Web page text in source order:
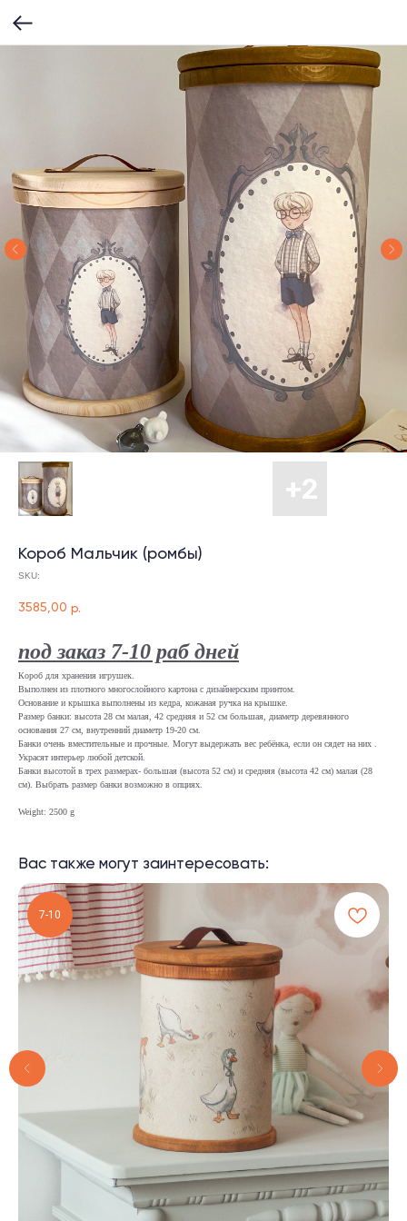
Короб Мальчик (ромбы)
SKU:
3585,00 р.
под заказ 7-10 раб дней
Короб для хранения игрушек.
Выполнен из плотного многослойного картона с дизайнерским принтом.
Основание и крышка выполнены из кедра, кожаная ручка на крышке.
Размер банки: высота 28 см малая, 42 средняя и 52 см большая, диаметр деревянного
основания 27 см, внутренний диаметр 19-20 см.
Банки очень вместительные и прочные. Могут выдержать вес ребёнка, если он сядет на них .
Украсят интерьер любой детской.
Банки высотой в трех размерах- большая (высота 52 см) и средняя (высота 42 см) малая (28
см). Выбрать размер банки возможно в опциях.
Weight: 2500 g
Вас также могут заинтересовать:
7-10